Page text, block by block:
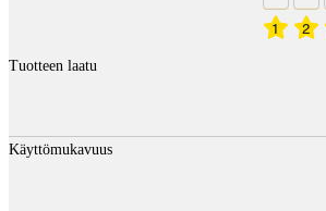
1 2
Tuotteen laatu
Käyttömukavuus